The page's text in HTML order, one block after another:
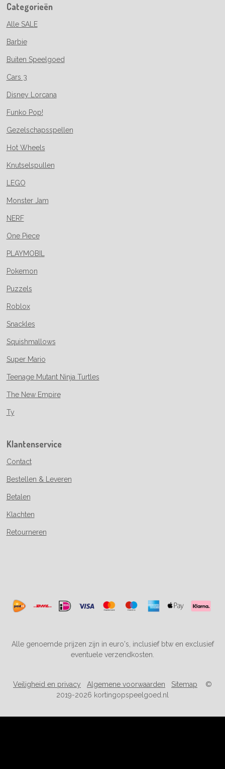
Categorieën
Alle SALE
Barbie
Buiten Speelgoed
Cars 3
Disney Lorcana
Funko Pop!
Gezelschapsspellen
Hot Wheels
Knutselspullen
LEGO
Monster Jam
NERF
One Piece
PLAYMOBIL
Pokemon
Puzzels
Roblox
Snackles
Squishmallows
Super Mario
Teenage Mutant Ninja Turtles
The New Empire
Ty
Klantenservice
Contact
Bestellen & Leveren
Betalen
Klachten
Retourneren
Alle genoemde prijzen zijn in euro's, inclusief btw en exclusief
eventuele verzendkosten.
Veiligheid en privacy Algemene voorwaarden Sitemap ©
2019-2026 kortingopspeelgoed.nl